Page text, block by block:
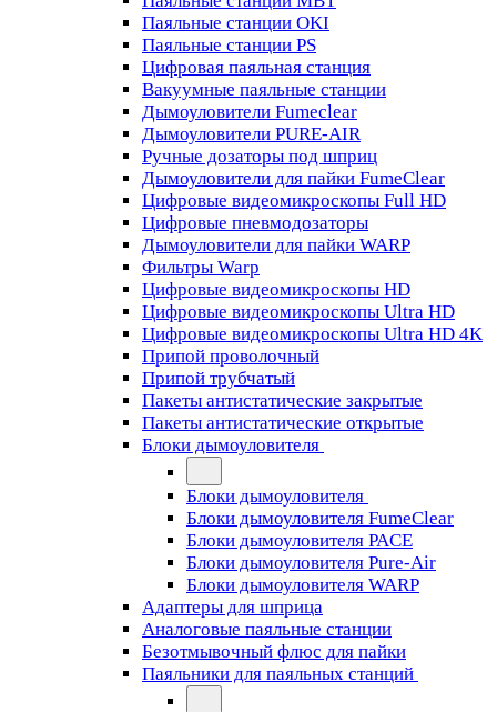
Паяльные станции OKI
Паяльные станции PS
Цифровая паяльная станция
Вакуумные паяльные станции
Дымоуловители Fumeclear
Дымоуловители PURE-AIR
Ручные дозаторы под шприц
Дымоуловители для пайки FumeClear
Цифровые видеомикроскопы Full HD
Цифровые пневмодозаторы
Дымоуловители для пайки WARP
Фильтры Warp
Цифровые видеомикроскопы HD
Цифровые видеомикроскопы Ultra HD
Цифровые видеомикроскопы Ultra HD 4K
Припой проволочный
Припой трубчатый
Пакеты антистатические закрытые
Пакеты антистатические открытые
Блоки дымоуловителя
Блоки дымоуловителя
Блоки дымоуловителя FumeClear
Блоки дымоуловителя PACE
Блоки дымоуловителя Pure-Air
Блоки дымоуловителя WARP
Адаптеры для шприца
Аналоговые паяльные станции
Безотмывочный флюс для пайки
Паяльники для паяльных станций